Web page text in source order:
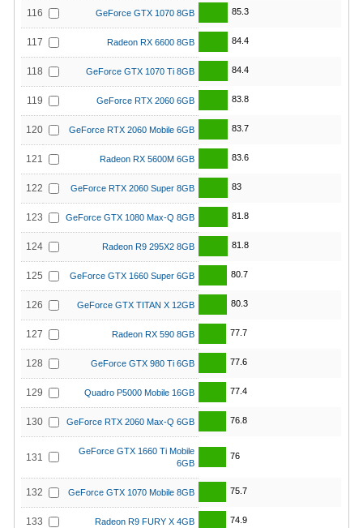
116 GeForce GTX 1070 8GB 85.3
117 Radeon RX 6600 8GB 84.4
118 GeForce GTX 1070 Ti 8GB 84.4
119 GeForce RTX 2060 6GB 83.8
120 GeForce RTX 2060 Mobile 6GB 83.7
121 Radeon RX 5600M 6GB 83.6
122 GeForce RTX 2060 Super 8GB 83
123 GeForce GTX 1080 Max-Q 8GB 81.8
124 Radeon R9 295X2 8GB 81.8
125 GeForce GTX 1660 Super 6GB 80.7
126 GeForce GTX TITAN X 12GB 80.3
127 Radeon RX 590 8GB 77.7
128 GeForce GTX 980 Ti 6GB 77.6
129 Quadro P5000 Mobile 16GB 77.4
130 GeForce RTX 2060 Max-Q 6GB 76.8
131
GeForce GTX 1660 Ti Mobile
6GB
76
132 GeForce GTX 1070 Mobile 8GB 75.7
133 Radeon R9 FURY X 4GB 74.9